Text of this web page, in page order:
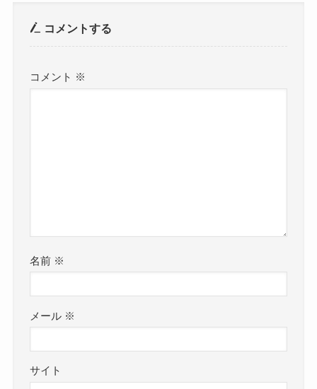
コメントする
コメント ※
名前 ※
メール ※
サイト